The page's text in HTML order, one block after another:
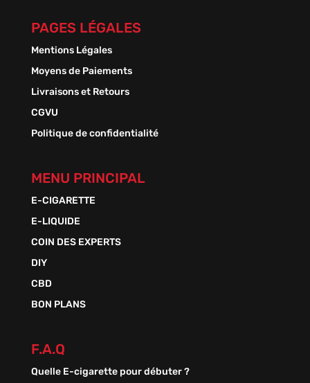
PAGES LÉGALES
Mentions Légales
Moyens de Paiements
Livraisons et Retours
CGVU
Politique de confidentialité
MENU PRINCIPAL
E-CIGARETTE
E-LIQUIDE
COIN DES EXPERTS
DIY
CBD
BON PLANS
F.A.Q
Quelle E-cigarette pour débuter ?